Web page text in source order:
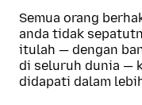
Semua orang
anda tidak
itulah — dengan
di seluruh dunia —
didapati dalam